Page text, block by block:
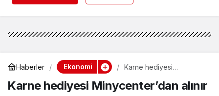
Haberler Ekonomi
Karne hediyesi
Karne hediyesi Minycenter’dan alınır